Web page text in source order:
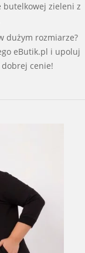
butelkowej zieleni z
dużym rozmiarze?
eButik.pl i upoluj
cenie!